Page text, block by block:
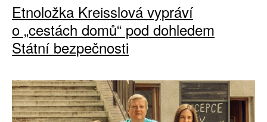
Etnoložka Kreisslová vypráví
o „cestách domů“ pod dohledem
Státní bezpečnosti